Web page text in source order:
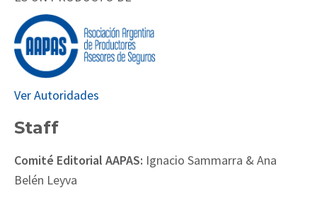
Ver Autoridades
Staff
Comité Editorial AAPAS: Ignacio Sammarra & Ana
Belén Leyva